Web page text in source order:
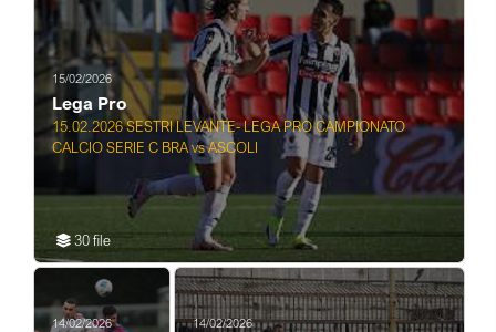
DELL'IMOLESE
CALCIO
ALESSANDRO
SERVADE ...
15/02/2026
Lega Pro
15.02.2026 SESTRI LEVANTE- LEGA PRO CAMPIONATO
CALCIO SERIE C BRA vs ASCOLI
30 file
14/02/2026 14/02/2026